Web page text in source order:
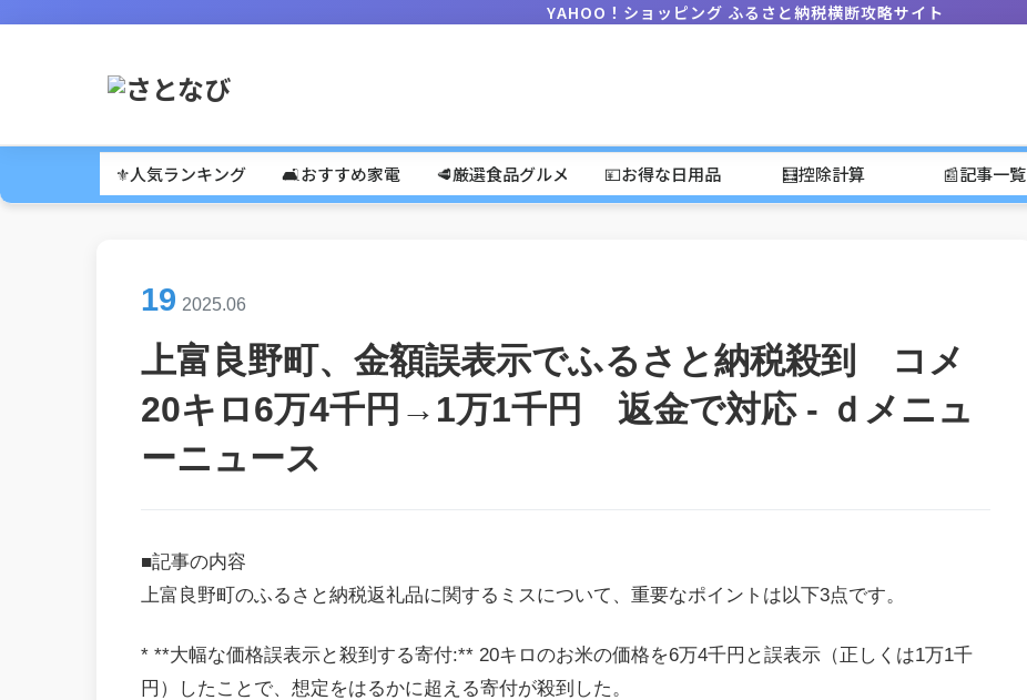
YAHOO！ショッピング ふるさと納税横断攻略サイト
⚜️人気ランキング 🛋️おすすめ家電 🥩厳選食品グルメ 💴お得な日用品 🧮控除計算 📰記事一覧
19 2025.06
上富良野町、金額誤表示でふるさと納税殺到 コメ
20キロ6万4千円→1万1千円 返金で対応 - ｄメニュ
ーニュース
■記事の内容
上富良野町のふるさと納税返礼品に関するミスについて、重要なポイントは以下3点です。
* **大幅な価格誤表示と殺到する寄付:** 20キロのお米の価格を6万4千円と誤表示（正しくは1万1千
円）したことで、想定をはるかに超える寄付が殺到した。